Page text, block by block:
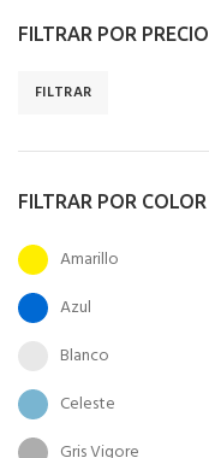
FILTRAR POR PRECIO
FILTRAR
FILTRAR POR COLOR
Amarillo
Azul
Blanco
Celeste